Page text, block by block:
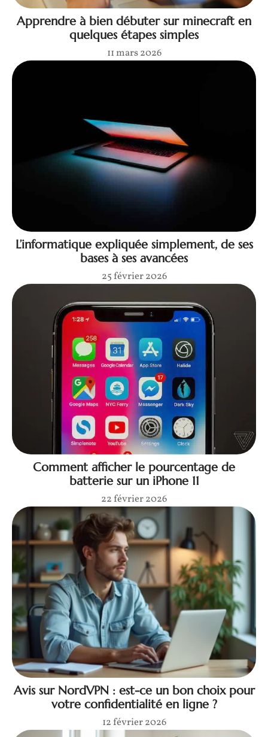
Apprendre à bien débuter sur minecraft en
quelques étapes simples
11 mars 2026
L’informatique expliquée simplement, de ses
bases à ses avancées
25 février 2026
Comment afficher le pourcentage de
batterie sur un iPhone 11
22 février 2026
Avis sur NordVPN : est-ce un bon choix pour
votre confidentialité en ligne ?
12 février 2026